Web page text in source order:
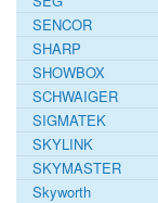
SENCOR
SHARP
SHOWBOX
SCHWAIGER
SIGMATEK
SKYLINK
SKYMASTER
Skyworth